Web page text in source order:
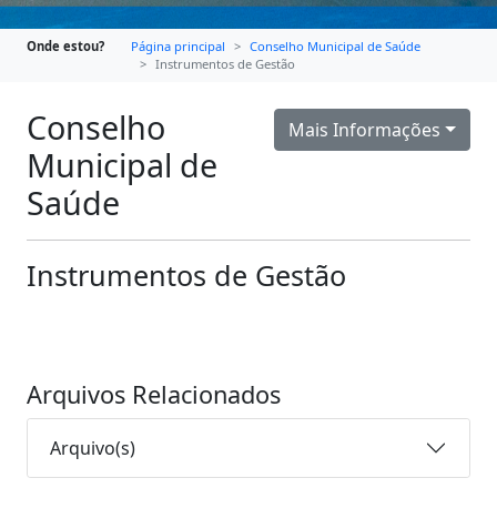
Onde estou? Página principal
Conselho Municipal de Saúde
Instrumentos de Gestão
Mais Informações
Conselho
Municipal de
Saúde
Instrumentos de Gestão
Arquivos Relacionados
Arquivo(s)